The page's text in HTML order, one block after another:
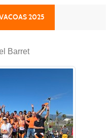
2025
Barret